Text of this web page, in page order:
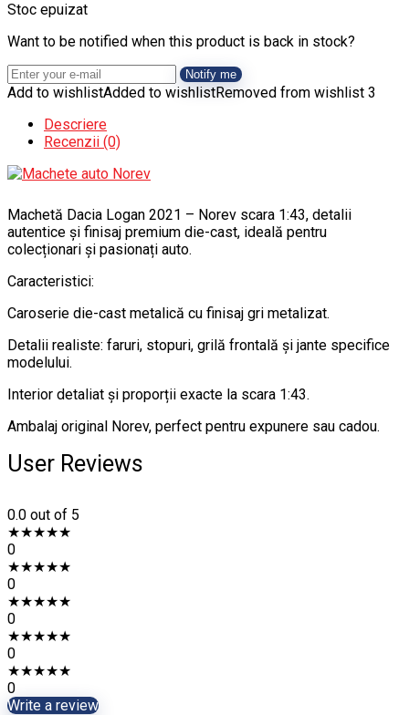
Stoc epuizat
Want to be notified when this product is back in stock?
Notify me
Add to wishlistAdded to wishlistRemoved from wishlist 3
Descriere
Recenzii (0)
Machetă Dacia Logan 2021 – Norev scara 1:43, detalii
autentice și finisaj premium die-cast, ideală pentru
colecționari și pasionați auto.
Caracteristici:
Caroserie die-cast metalică cu finisaj gri metalizat.
Detalii realiste: faruri, stopuri, grilă frontală și jante specifice
modelului.
Interior detaliat și proporții exacte la scara 1:43.
Ambalaj original Norev, perfect pentru expunere sau cadou.
User Reviews
0.0 out of 5
★★★★★
0
★★★★★
0
★★★★★
0
★★★★★
0
★★★★★
0
Write a review